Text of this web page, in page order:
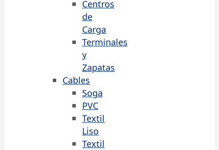
Centros
de
Carga
Terminales
y
Zapatas
Cables
Soga
PVC
Textil
Liso
Textil